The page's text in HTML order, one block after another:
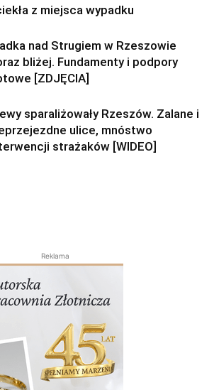
z miejsca wypadku
nad Strugiem w Rzeszowie
bliżej. Fundamenty i podpory
[ZDJĘCIA]
sparaliżowały Rzeszów. Zalane i
ulice, mnóstwo
strażaków [WIDEO]
Reklama